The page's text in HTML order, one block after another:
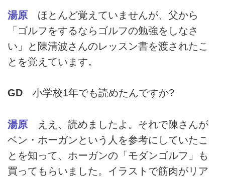
湯原 ほとんど覚えていませんが、父から
「ゴルフをするならゴルフの勉強をしなさ
い」と陳清波さんのレッスン書を渡されたこ
とを覚えています。
GD 小学校1年でも読めたんですか?
湯原 ええ、読めましたよ。それで陳さんが
ベン・ホーガンという人を参考にしていたこ
とを知って、ホーガンの「モダンゴルフ」も
買ってもらいました。イラストで筋肉がリア